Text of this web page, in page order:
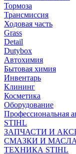
Тормоза
Трансмиссия
Ходовая часть
Grass
Detail
Dutybox
Автохимия
Бытовая химия
Инвентарь
Клининг
Косметика
Оборудование
Профессиональная
STIHL
ЗАПЧАСТИ И
СМАЗКИ И МАСЛА
ТЕХНИКА STIHL